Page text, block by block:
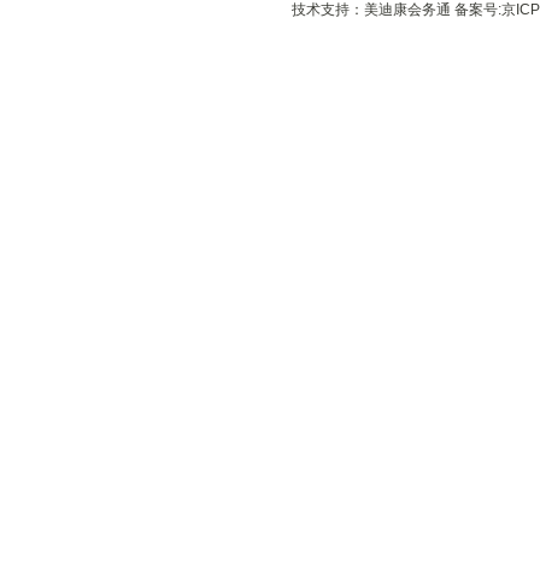
技术支持： 美迪康会务通 备案号:京